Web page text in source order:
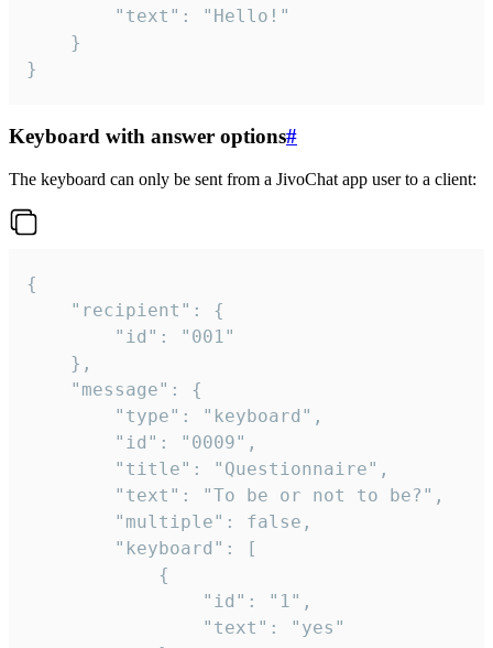
}
Keyboard with answer options#
The keyboard can only be sent from a JivoChat app user to a client:
{